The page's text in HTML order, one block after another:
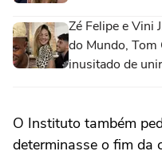
Zé Felipe e Vini
do Mundo, Tom
inusitado de
O Instituto também
determinasse o fim da